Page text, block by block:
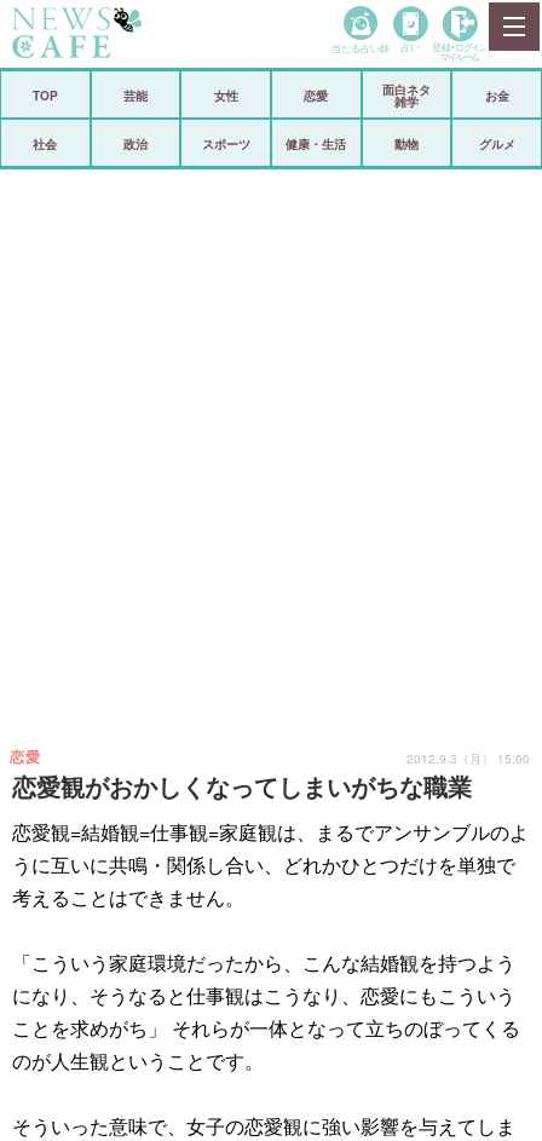
政治
当たる占い師 占い 登録• ログイン
マイルーム
TOP 芸能 女性 恋愛
面白ネタ
雑学
お金
社会 政治 スポーツ 健康・生活 動物 グルメ
恋愛観がおかしくなってしまいがちな職業
恋愛 2012.9.3（月） 15:00
恋愛観=結婚観=仕事観=家庭観は、まるでアンサンブルのよ
うに互いに共鳴・関係し合い、どれかひとつだけを単独で
考えることはできません。
「こういう家庭環境だったから、こんな結婚観を持つよう
になり、そうなると仕事観はこうなり、恋愛にもこういう
ことを求めがち」 それらが一体となって立ちのぼってくる
のが人生観ということです。
そういった意味で、女子の恋愛観に強い影響を与えてしま